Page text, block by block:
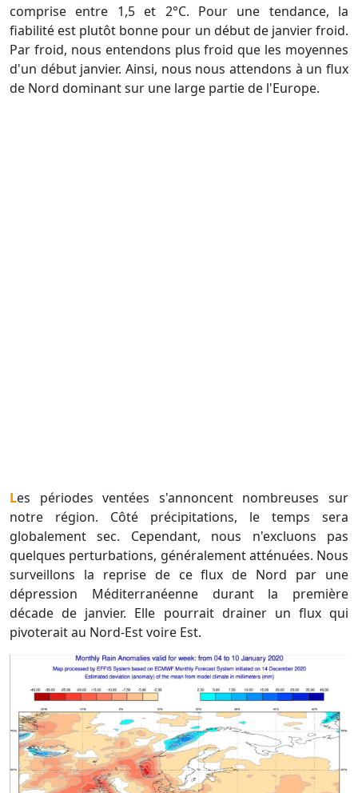
comprise entre 1,5 et 2°C. Pour une tendance, la
fiabilité est plutôt bonne pour un début de janvier froid.
Par froid, nous entendons plus froid que les moyennes
d'un début janvier. Ainsi, nous nous attendons à un flux
de Nord dominant sur une large partie de l'Europe.
Les périodes ventées s'annoncent nombreuses sur
notre région. Côté précipitations, le temps sera
globalement sec. Cependant, nous n'excluons pas
quelques perturbations, généralement atténuées. Nous
surveillons la reprise de ce flux de Nord par une
dépression Méditerranéenne durant la première
décade de janvier. Elle pourrait drainer un flux qui
pivoterait au Nord-Est voire Est.